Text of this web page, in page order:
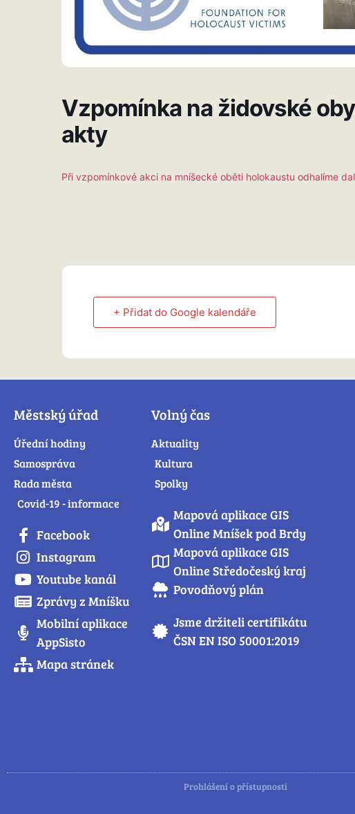
Vzpomínka na židovské
akty
Při vzpomínkové akci na mníšecké oběti holokaustu odhalíme
+ Přidat do Google kalendáře
Městský úřad
Úřední hodiny
Samospráva
Rada města
Covid-19 - informace
Facebook
Instagram
Youtube kanál
Zprávy z Mníšku
Mobilní aplikace
AppSisto
Mapa stránek
Volný čas
Aktuality
Kultura
Spolky
Mapová aplikace GIS
Online Mníšek pod Brdy
Mapová aplikace GIS
Online Středočeský kraj
Povodňový plán
Jsme držiteli certifikátu
ČSN EN ISO 50001:2019
Prohlášení o přístupnosti